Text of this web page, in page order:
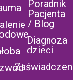
Poradnik
Pacjenta
/ Blog
Diagnoza
dzieci